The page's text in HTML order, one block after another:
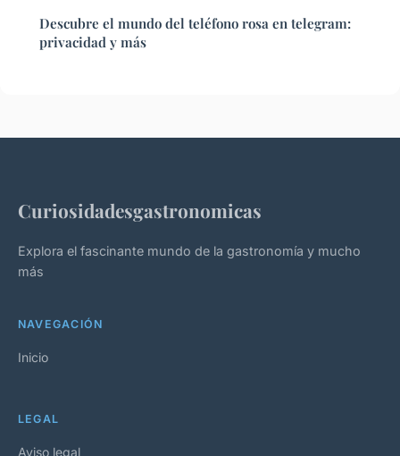
Descubre el mundo del teléfono rosa en telegram:
privacidad y más
Curiosidadesgastronomicas
Explora el fascinante mundo de la gastronomía y mucho
más
NAVEGACIÓN
Inicio
LEGAL
Aviso legal